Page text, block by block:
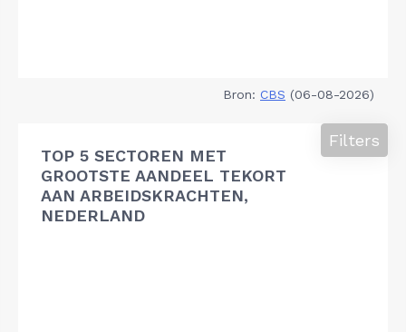
Bron: CBS (06-08-2026)
TOP 5 SECTOREN MET
GROOTSTE AANDEEL TEKORT
AAN ARBEIDSKRACHTEN,
NEDERLAND
Filters